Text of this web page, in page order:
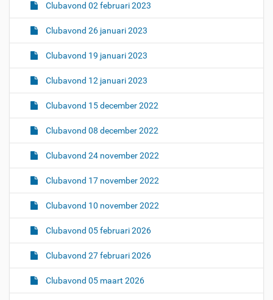
Clubavond 02 februari 2023
Clubavond 26 januari 2023
Clubavond 19 januari 2023
Clubavond 12 januari 2023
Clubavond 15 december 2022
Clubavond 08 december 2022
Clubavond 24 november 2022
Clubavond 17 november 2022
Clubavond 10 november 2022
Clubavond 05 februari 2026
Clubavond 27 februari 2026
Clubavond 05 maart 2026